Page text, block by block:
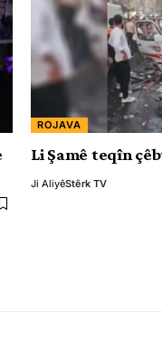
ROJAVA
Li Şamê teqîn
Ji AliyêStêrk TV